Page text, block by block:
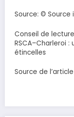
Source: © Source
Conseil de
RSCA–Charleroi
étincelles
Source de l’article